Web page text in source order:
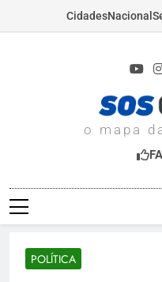
CidadesNacional
o mapa
POLÍTICA